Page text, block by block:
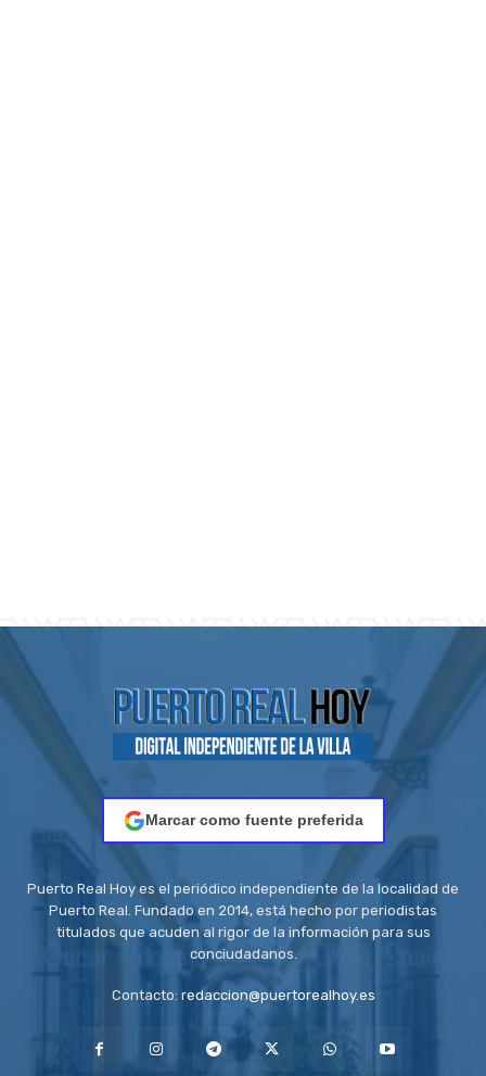
Marcar como fuente preferida
Puerto Real Hoy es el periódico independiente de la localidad de
Puerto Real. Fundado en 2014, está hecho por periodistas
titulados que acuden al rigor de la información para sus
conciudadanos.
Contacto: redaccion@puertorealhoy.es